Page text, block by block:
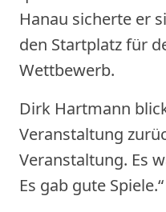
Hanau sicherte er
den Startplatz für
Wettbewerb.
Dirk Hartmann
Veranstaltung
Veranstaltung. Es
Es gab gute Spiele.“